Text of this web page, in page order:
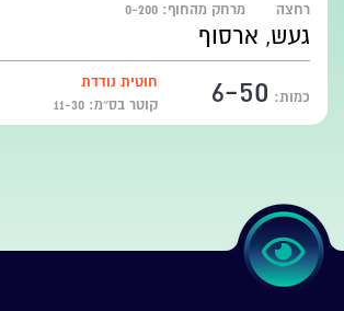
רחצה מרחק מהחוף: 0-200
געש, ארסוף
כמות: 6-50
חוטית נודדת
קוטר בס״מ: 11-30